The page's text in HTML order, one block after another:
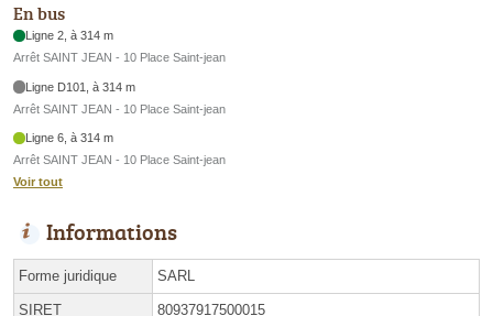
En bus
Ligne 2, à 314 m
Arrêt SAINT JEAN - 10 Place Saint-jean
Ligne D101, à 314 m
Arrêt SAINT JEAN - 10 Place Saint-jean
Ligne 6, à 314 m
Arrêt SAINT JEAN - 10 Place Saint-jean
Voir tout
Informations
Forme juridique SARL
SIRET 80937917500015